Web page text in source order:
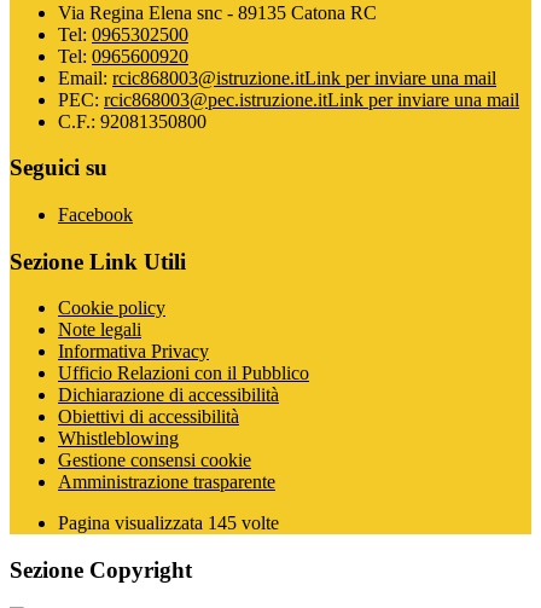
Via Regina Elena snc - 89135 Catona RC
Tel: 0965302500
Tel: 0965600920
Email: rcic868003@istruzione.itLink per inviare una mail
PEC: rcic868003@pec.istruzione.itLink per inviare una mail
C.F.: 92081350800
Seguici su
Facebook
Sezione Link Utili
Cookie policy
Note legali
Informativa Privacy
Ufficio Relazioni con il Pubblico
Dichiarazione di accessibilità
Obiettivi di accessibilità
Whistleblowing
Gestione consensi cookie
Amministrazione trasparente
Pagina visualizzata 145 volte
Sezione Copyright